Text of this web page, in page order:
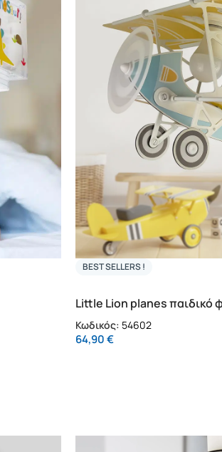
BEST SELLERS !
Little Lion planes παιδικό
Κωδικός: 54602
64,90€